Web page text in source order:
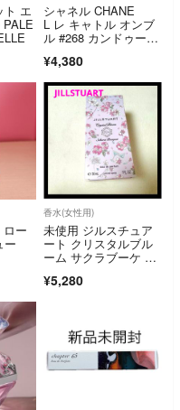
ト エ シャネル CHANE
L レ キャトル オンブ
ル #268 カンドゥー
¥4,380
ー
ー
香水(女性用)
未使用 ジルスチュア
ート クリスタルブル
ーム サクラブーケ オ
¥5,280